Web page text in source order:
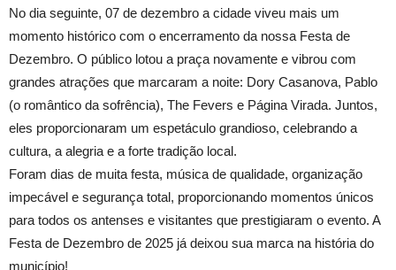
No dia seguinte, 07 de dezembro a cidade viveu mais um
momento histórico com o encerramento da nossa Festa de
Dezembro. O público lotou a praça novamente e vibrou com
grandes atrações que marcaram a noite: Dory Casanova, Pablo
(o romântico da sofrência), The Fevers e Página Virada. Juntos,
eles proporcionaram um espetáculo grandioso, celebrando a
cultura, a alegria e a forte tradição local.
Foram dias de muita festa, música de qualidade, organização
impecável e segurança total, proporcionando momentos únicos
para todos os antenses e visitantes que prestigiaram o evento. A
Festa de Dezembro de 2025 já deixou sua marca na história do
município!